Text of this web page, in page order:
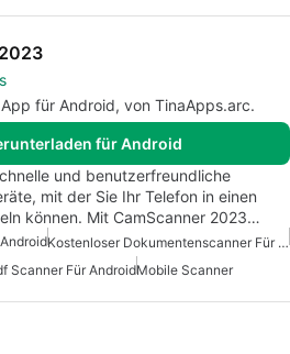
für Android, von TinaApps.arc.
für Android
und benutzerfreundliche
mit der Sie Ihr Telefon in einen
können. Mit CamScanner 2023…
Kostenloser Dokumentenscanner Für Android
Scanner Für AndroidMobile Scanner